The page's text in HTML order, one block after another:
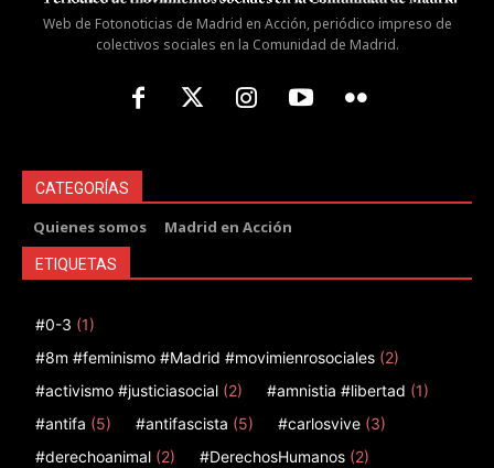
Web de Fotonoticias de Madrid en Acción, periódico impreso de
colectivos sociales en la Comunidad de Madrid.
CATEGORÍAS
Quienes somos Madrid en Acción
ETIQUETAS
#0-3 (1)
#8m #feminismo #Madrid #movimienrosociales (2)
#activismo #justiciasocial (2) #amnistia #libertad (1)
#antifa (5) #antifascista (5) #carlosvive (3)
#derechoanimal (2) #DerechosHumanos (2)